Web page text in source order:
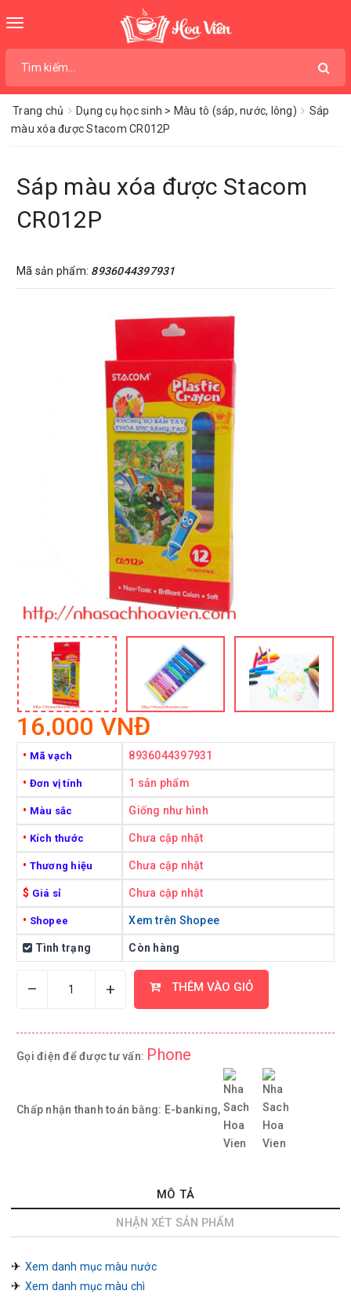
Toggle
Trang chủ Dụng cụ học sinh > Màu tô (sáp, nước, lông)
Sáp
màu xóa được Stacom CR012P
Sáp màu xóa được Stacom
CR012P
Mã sản phẩm: 8936044397931
16,000 VNĐ
• Mã vạch 8936044397931
• Đơn vị tính 1 sản phẩm
• Màu sắc Giống như hình
• Kích thước Chưa cập nhật
• Thương hiệu Chưa cập nhật
$ Giá sỉ Chưa cập nhật
• Shopee Xem trên Shopee
Tình trạng Còn hàng
– + THÊM VÀO GIỎ
Gọi điện để được tư vấn: Phone
Chấp nhận thanh toán bằng: E-banking,
MÔ TẢ
NHẬN XÉT SẢN PHẨM
✈︎ Xem danh mục màu nước
✈︎ Xem danh mục màu chì